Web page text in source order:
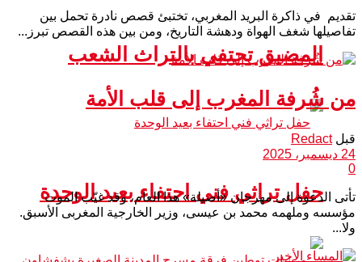
المضيق تحتفي بالتراث الشعب
حفل تراثي فني احتفاء بعيد الوحدة
تقديم في ذاكرة البريد المغربي، تختبئ قصص نادرة تحمل بين
تفاصيلها شغف الهواة ودهشة التاريخ، ومن بين هذه القصص تبرز...
من شُرفة المغرب إلى قلب الأمة
قبل Redact
24 ديسمبر، 2025
0
تأتى الدعوة إلى مهرجان «أصيلة» هذا العام، وقد غيّب الموت
مؤسسه وملهمه محمد بن عيسى، وزير الخارجية المغربى الأسبق.
ولا...